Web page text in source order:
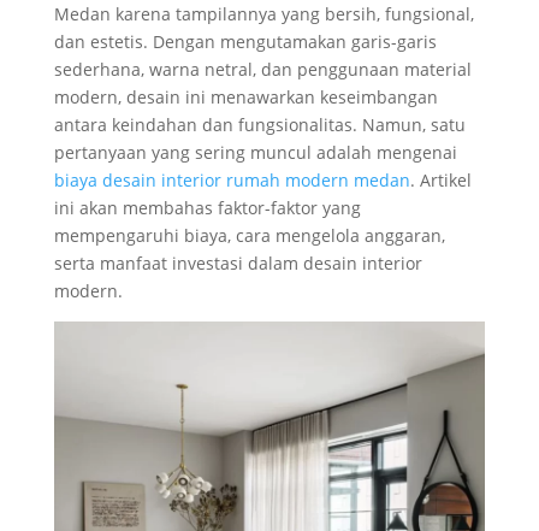
Medan karena tampilannya yang bersih, fungsional,
dan estetis. Dengan mengutamakan garis-garis
sederhana, warna netral, dan penggunaan material
modern, desain ini menawarkan keseimbangan
antara keindahan dan fungsionalitas. Namun, satu
pertanyaan yang sering muncul adalah mengenai
biaya desain interior rumah modern medan. Artikel
ini akan membahas faktor-faktor yang
mempengaruhi biaya, cara mengelola anggaran,
serta manfaat investasi dalam desain interior
modern.